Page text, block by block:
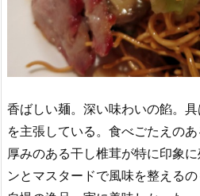
香ばしい麺。深い味わいの餡。
を主張している。食べごたえのあ
厚みのある干し椎茸が特に印象
ンとマスタードで風味を整える